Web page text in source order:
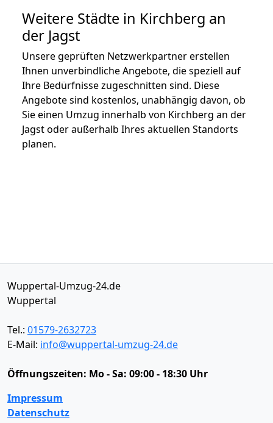
Weitere Städte in Kirchberg an
der Jagst
Unsere geprüften Netzwerkpartner erstellen
Ihnen unverbindliche Angebote, die speziell auf
Ihre Bedürfnisse zugeschnitten sind. Diese
Angebote sind kostenlos, unabhängig davon, ob
Sie einen Umzug innerhalb von Kirchberg an der
Jagst oder außerhalb Ihres aktuellen Standorts
planen.
Wuppertal-Umzug-24.de
Wuppertal
Tel.: 01579-2632723
E-Mail: info@wuppertal-umzug-24.de
Öffnungszeiten: Mo - Sa: 09:00 - 18:30 Uhr
Impressum
Datenschutz